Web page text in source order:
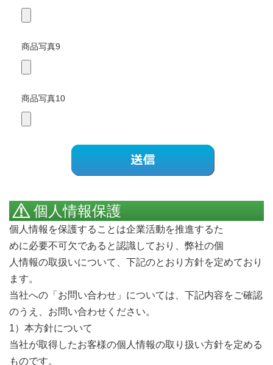
商品写真9
商品写真10
個人情報保護
個人情報を保護することは企業活動を推進するた
めに必要不可欠であると認識しており、弊社の個
人情報の取扱いについて、下記のとおり方針を定めており
ます。
当社への「お問い合わせ」については、下記内容をご確認
のうえ、お問い合わせください。
1）本方針について
当社が取得したお客様の個人情報の取り扱い方針を定める
ものです。